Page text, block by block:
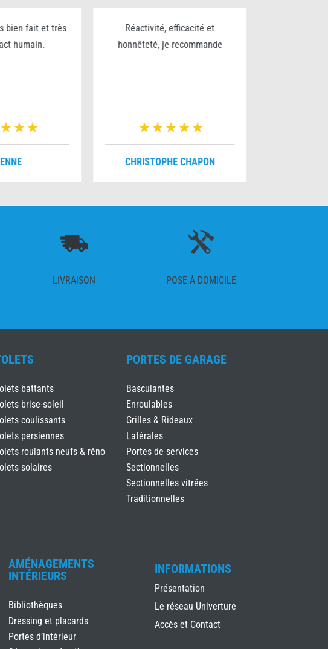
bien fait et très
humain.
Réactivité, efficacité et
honnêteté, je recommande
CHRISTOPHE CHAPON
LIVRAISON POSE À DOMICILE
battants
brise-soleil
coulissants
persiennes
roulants neufs & réno
solaires
PORTES DE GARAGE
Basculantes
Enroulables
Grilles & Rideaux
Latérales
Portes de services
Sectionnelles
Sectionnelles vitrées
Traditionnelles
AMÉNAGEMENTS
INTÉRIEURS
Bibliothèques
Dressing et placards
Portes d’intérieur
INFORMATIONS
Présentation
Le réseau Univerture
Accès et Contact